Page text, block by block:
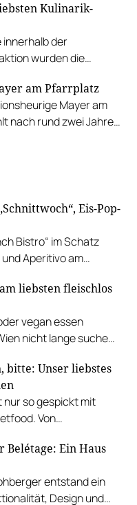
Kulinarik-
innerhalb der
wurden die
am Pfarrplatz
Mayer am
nach rund zwei Jahren
Eis-Pop-
Bistro“ im Schatz
Aperitivo am
Furmint“ u. v. m.
liebsten fleischlos
vegan essen
nicht lange suchen.
bitte: Unser liebstes
so gespickt mit
Von
Marktküche.
Ein Haus
entstand ein
Design und